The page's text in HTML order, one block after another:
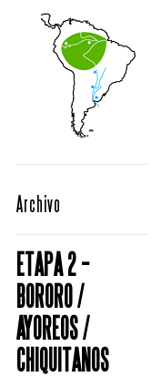
Archivo
ETAPA 2 –
BORORO /
AYOREOS /
CHIQUITANOS